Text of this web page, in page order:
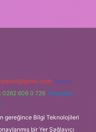
Teams:
0262 606 0 726 Telegram:
gereğince Bilgi Teknolojileri
bir Yer Sağlayıcı